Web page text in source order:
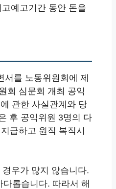
예고기간 동안 돈을
서를 노동위원회에 제
회 심문회 개최 공익
관한 사실관계와 당
후 공익위원 3명의 다
급하고 원직 복직시
우가 많지 않습니다.
롭습니다. 따라서 해